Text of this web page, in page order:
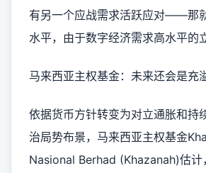
有另一个应战需求活跃应对——那
水平，由于数字经济需求高水平的立
马来西亚主权基金：未来还会是充
依据货币方针转变为对立通胀和持
治局势布景，马来西亚主权基金
Nasional Berhad (Khazanah)估计